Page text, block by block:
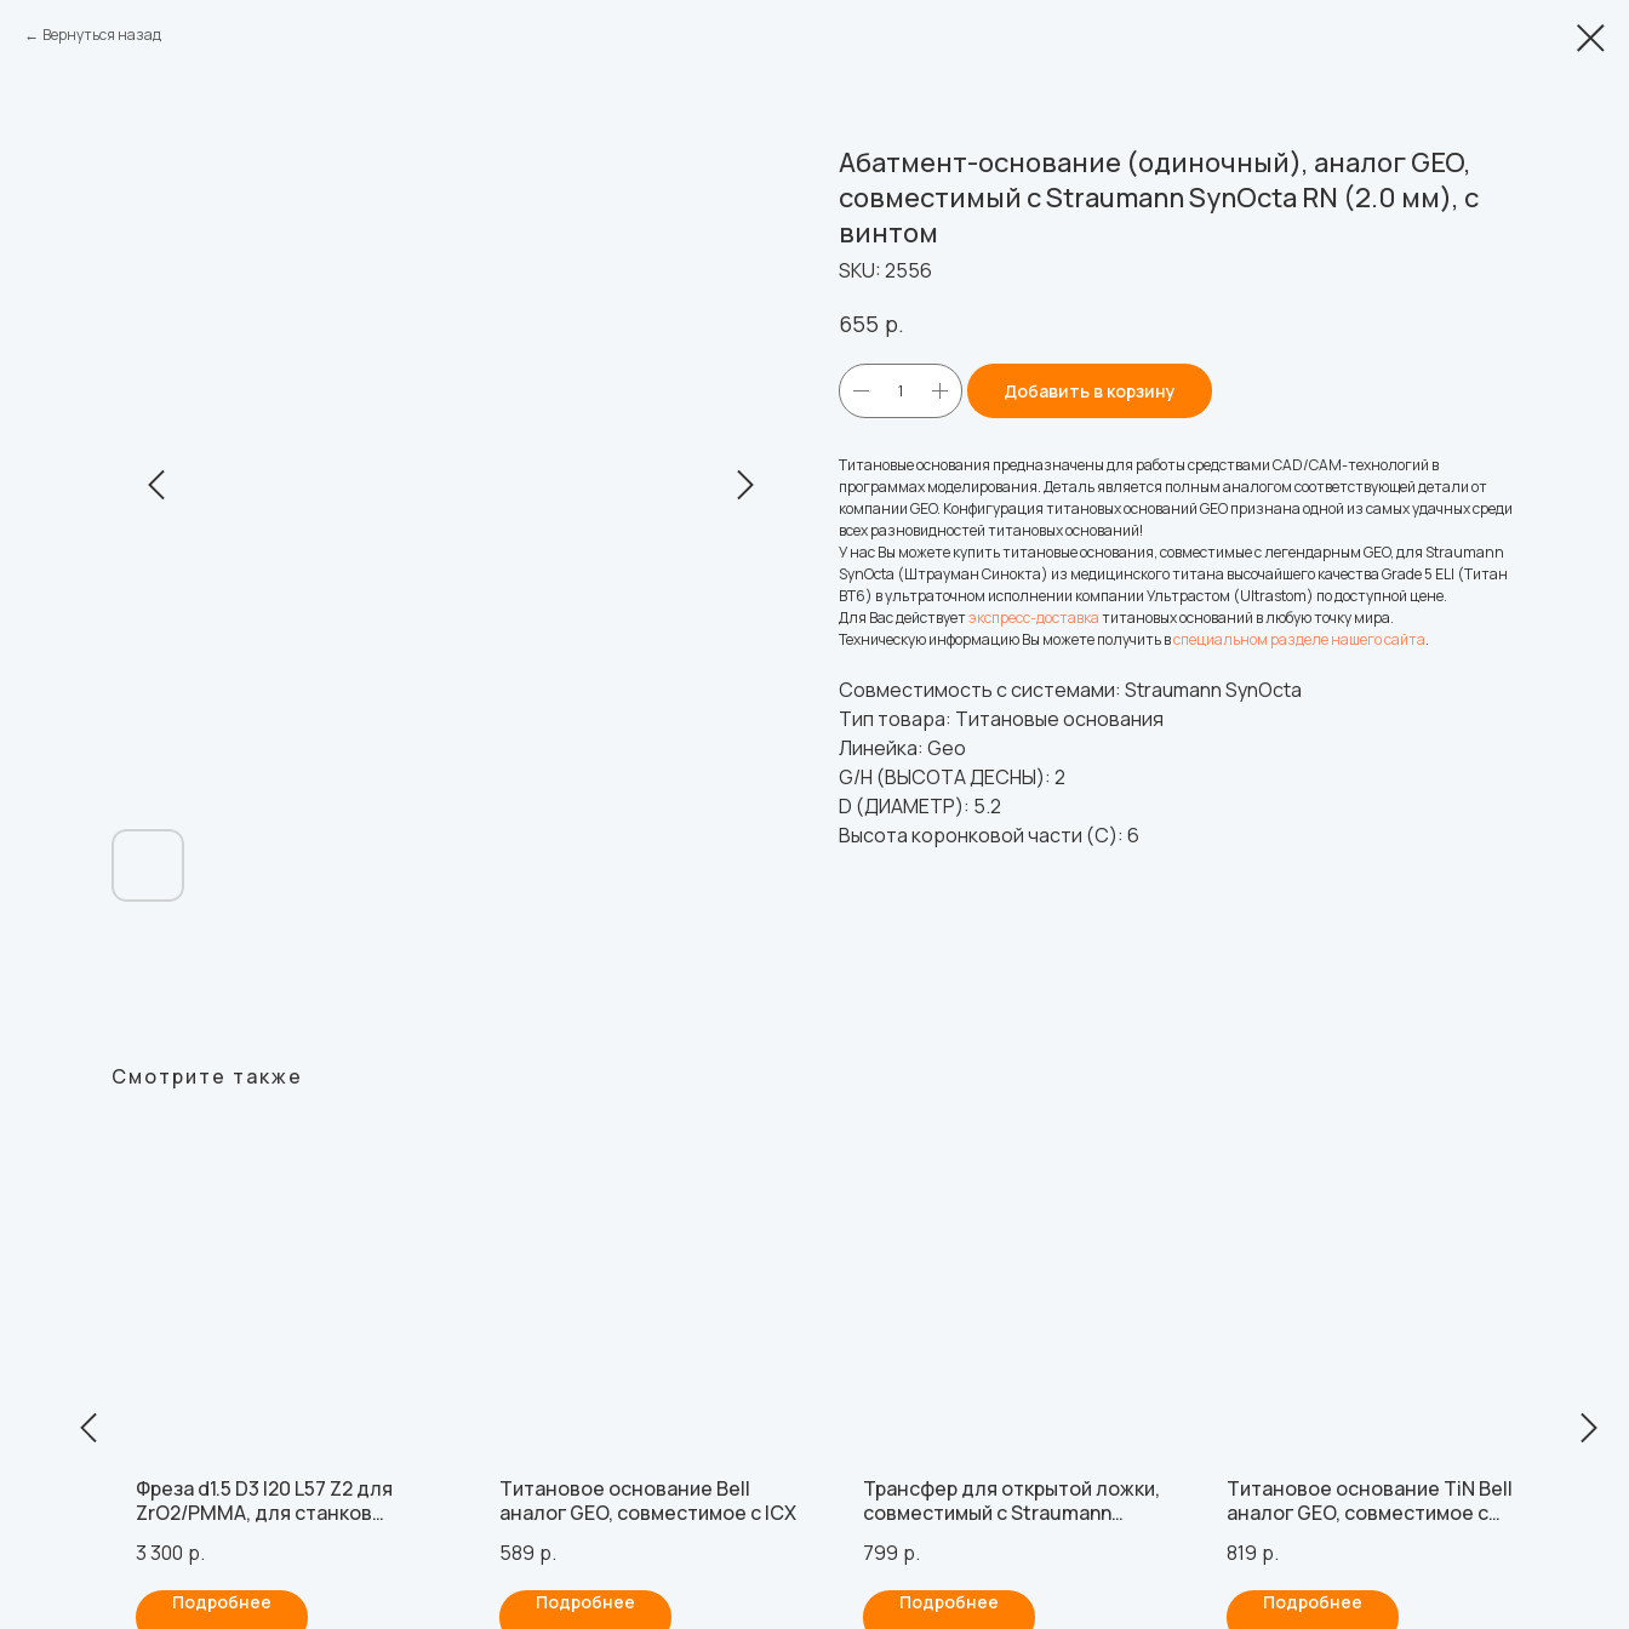
Вернуться назад
Абатмент-основание (одиночный), аналог GEO,
совместимый с Straumann SynOcta RN (2.0 мм), с
винтом
SKU:2556
655 р.
Добавить в корзину
Титановые основания предназначены для работы средствами CAD/CAM-технологий в
программах моделирования. Деталь является полным аналогом соответствующей детали от
компании GEO. Конфигурация титановых оснований GEO признана одной из самых удачных среди
всех разновидностей титановых оснований!
У нас Вы можете купить титановые основания, совместимые с легендарным GEO, для Straumann
SynOcta (Штрауман Синокта) из медицинского титана высочайшего качества Grade 5 ELI (Титан
ВТ6) в ультраточном исполнении компании Ультрастом (Ultrastom) по доступной цене.
Для Вас действуетэкспресс-доставкатитановых оснований в любую точку мира.
Техническую информацию Вы можете получить вспециальном разделе нашего сайта.
Совместимость с системами: Straumann SynOcta
Тип товара: Титановые основания
Линейка: Geo
G/H (ВЫСОТА ДЕСНЫ): 2
D (ДИАМЕТР): 5.2
Высота коронковой части (C): 6
Смотрите также
Фреза d1.5 D3 l20 L57 Z2 для
ZrO2/PMMA, для станков
3 300 р.
Подробнее
Титановое основание Bell
аналог GEO, совместимое с ICX
589 р.
Подробнее
Трансфер для открытой ложки,
совместимый с Straumann
799 р.
Подробнее
Титановое основание TiN Bell
аналог GEO, совместимое с
819 р.
Подробнее